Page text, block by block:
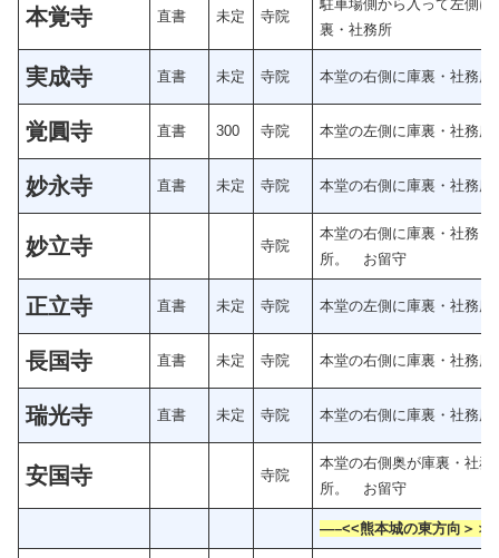
本覚寺 直書 未定 寺院
駐車場側から入って左側に
裏・社務所
実成寺 直書 未定 寺院 本堂の右側に庫裏・社務所
覚圓寺 直書 300 寺院 本堂の左側に庫裏・社務所
妙永寺 直書 未定 寺院 本堂の右側に庫裏・社務所
妙立寺 寺院
本堂の右側に庫裏・社務
所。 お留守
正立寺 直書 未定 寺院 本堂の左側に庫裏・社務所
長国寺 直書 未定 寺院 本堂の右側に庫裏・社務所
瑞光寺 直書 未定 寺院 本堂の右側に庫裏・社務所
安国寺 寺院
本堂の右側奥が庫裏・社務
所。 お留守
—–<<熊本城の東方向＞＞